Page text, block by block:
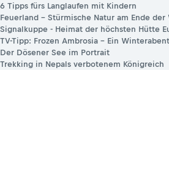
6 Tipps fürs Langlaufen mit Kindern
Feuerland – Stürmische Natur am Ende der
Signalkuppe - Heimat der höchsten Hütte
TV-Tipp: Frozen Ambrosia – Ein
Der Dösener See im Portrait
Trekking in Nepals verbotenem Königreich